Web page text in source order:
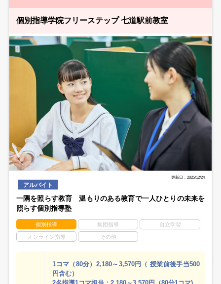
個別指導学院フリーステップ 七道駅前教室
更新日：2025/12/24
アルバイト
一隅を照らす教育 温もりのある教育で一人ひとりの未来を
照らす個別指導塾
個別指導 集団指導 自立学習
オンライン指導 その他
1コマ（80分）2,180～3,570円（ 授業前後手当500
円含む）